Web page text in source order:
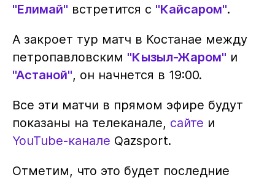
"Елимай" встретится с "Кайсаром".
А закроет тур матч в Костанае между
петропавловским "Кызыл-Жаром" и
"Астаной", он начнется в 19:00.
Все эти матчи в прямом эфире будут
показаны на телеканале, сайте и
YouTube-канале Qazsport.
Отметим, что это будет последние